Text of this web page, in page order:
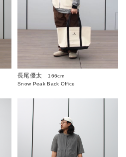
長尾優太
166cm
Snow Peak Back Office